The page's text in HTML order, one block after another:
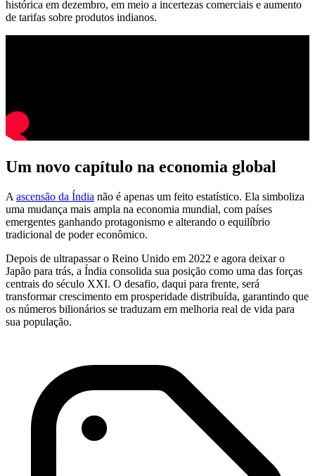
histórica em dezembro, em meio a incertezas comerciais e aumento
de tarifas sobre produtos indianos.
Um novo capítulo na economia global
A ascensão da Índia não é apenas um feito estatístico. Ela simboliza
uma mudança mais ampla na economia mundial, com países
emergentes ganhando protagonismo e alterando o equilíbrio
tradicional de poder econômico.
Depois de ultrapassar o Reino Unido em 2022 e agora deixar o
Japão para trás, a Índia consolida sua posição como uma das forças
centrais do século XXI. O desafio, daqui para frente, será
transformar crescimento em prosperidade distribuída, garantindo que
os números bilionários se traduzam em melhoria real de vida para
sua população.